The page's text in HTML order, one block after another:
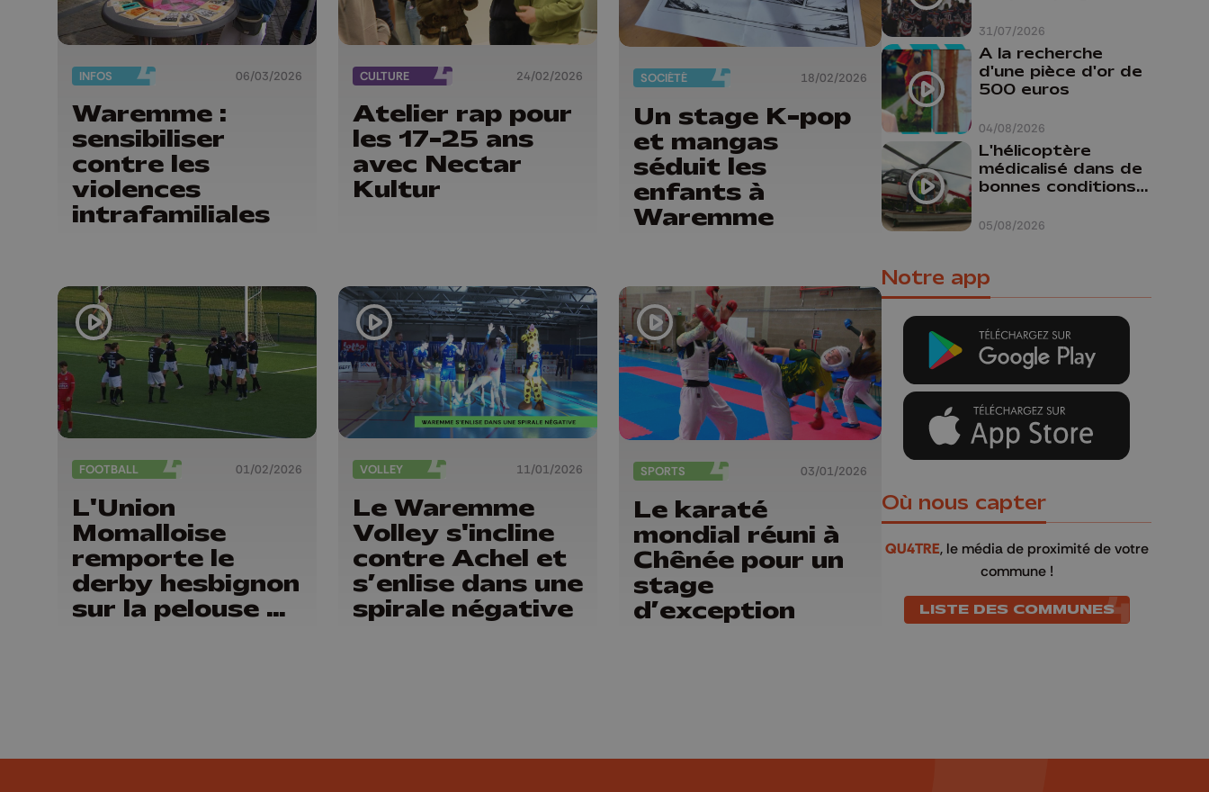
INFOS 06/03/2026
Waremme :
sensibiliser
contre les
violences
intrafamiliales
CULTURE 24/02/2026
Atelier rap pour
les 17-25 ans
avec Nectar
Kultur
SOCIÉTÉ 18/02/2026
Un stage K-pop
et mangas
séduit les
enfants à
Waremme
FOOTBALL 01/02/2026
L'Union
Momalloise
remporte le
derby hesbignon
sur la pelouse de
VOLLEY 11/01/2026
Le Waremme
Volley s'incline
contre Achel et
s’enlise dans une
spirale négative
SPORTS 03/01/2026
Le karaté
mondial réuni à
Chênée pour un
stage
d’exception
31/07/2026
04/08/2026
A la recherche
d'une pièce d'or de
500 euros
05/08/2026
L'hélicoptère
médicalisé dans de
bonnes conditions à
Notre app
Où nous capter
QU4TRE, le média de proximité de votre
commune !
LISTE DES COMMUNES